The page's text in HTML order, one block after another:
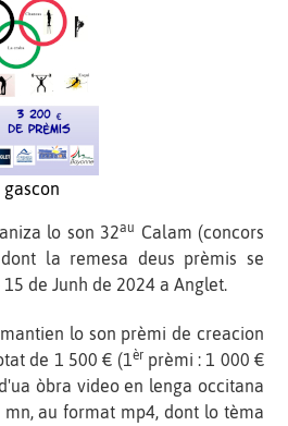
lo son 32au Calam (concors
la remesa deus prèmis se
de Junh de 2024 a Anglet.
lo son prèmi de creacion
de 1 500 € (1 èrprèmi : 1 000 €
òbra video en lenga occitana
mn, au format mp4, dont lo tèma